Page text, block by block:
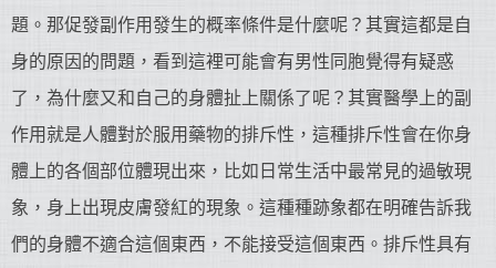
題。那促發副作用發生的概率條件是什麼呢？其實這都是自
身的原因的問題，看到這裡可能會有男性同胞覺得有疑惑
了，為什麼又和自己的身體扯上關係了呢？其實醫學上的副
作用就是人體對於服用藥物的排斥性，這種排斥性會在你身
體上的各個部位體現出來，比如日常生活中最常見的過敏現
象，身上出現皮膚發紅的現象。這種種跡象都在明確告訴我
們的身體不適合這個東西，不能接受這個東西。排斥性具有